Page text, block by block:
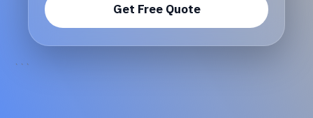
Get Free Quote
```